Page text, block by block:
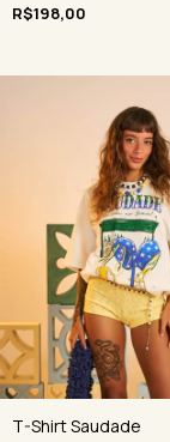
R$198,00
T-Shirt Saudade